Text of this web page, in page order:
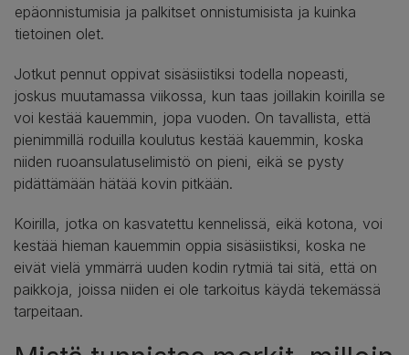
epäonnistumisia ja palkitset onnistumisista ja kuinka
tietoinen olet.
Jotkut pennut oppivat sisäsiistiksi todella nopeasti,
joskus muutamassa viikossa, kun taas joillakin koirilla se
voi kestää kauemmin, jopa vuoden. On tavallista, että
pienimmillä roduilla koulutus kestää kauemmin, koska
niiden ruoansulatuselimistö on pieni, eikä se pysty
pidättämään hätää kovin pitkään.
Koirilla, jotka on kasvatettu kennelissä, eikä kotona, voi
kestää hieman kauemmin oppia sisäsiistiksi, koska ne
eivät vielä ymmärrä uuden kodin rytmiä tai sitä, että on
paikkoja, joissa niiden ei ole tarkoitus käydä tekemässä
tarpeitaan.